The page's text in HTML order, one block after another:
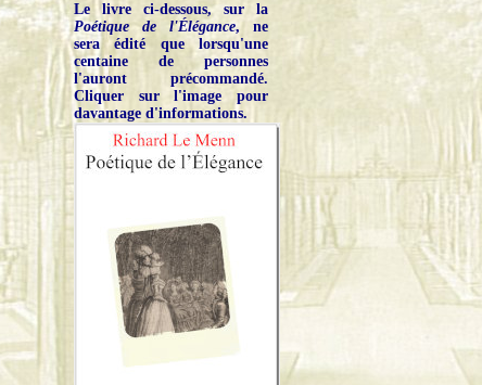
Le livre ci-dessous, sur la
Poétique de l'Élégance, ne
sera édité que lorsqu'une
centaine de personnes
l'auront précommandé.
Cliquer sur l'image pour
davantage d'informations.